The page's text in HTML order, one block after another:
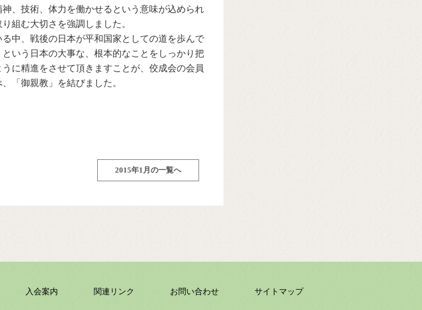
、技術、体力を働かせるという意味が込められ
組む大切さを強調しました。
中、戦後の日本が平和国家としての道を歩んで
いう日本の大事な、根本的なことをしっかり把
に精進をさせて頂きますことが、佼成会の会員
「御親教」を結びました。
2015年1月の一覧へ
入会案内 関連リンク お問い合わせ サイトマップ